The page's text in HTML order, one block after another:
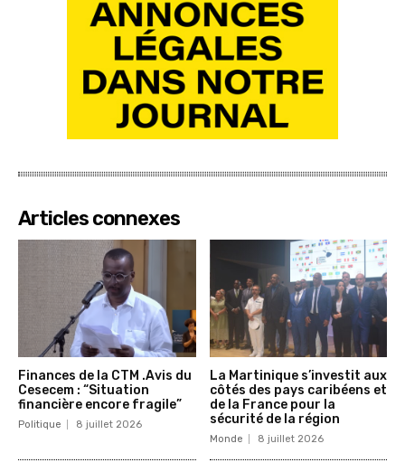
Articles connexes
Finances de la CTM .Avis du
Cesecem : “Situation
financière encore fragile”
Politique 8 juillet 2026
La Martinique s’investit aux
côtés des pays caribéens et
de la France pour la
sécurité de la région
Monde 8 juillet 2026